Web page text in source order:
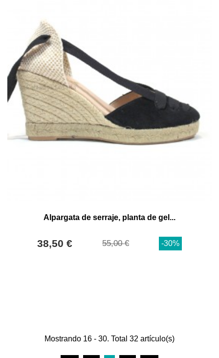
Alpargata de serraje, planta de gel...
38,50 € 55,00 € -30%
Mostrando 16 - 30. Total 32 artículo(s)